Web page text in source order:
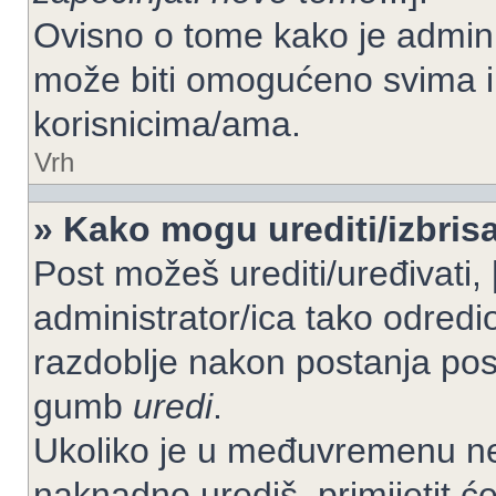
Ovisno o tome kako je
može biti omogućeno svima
korisnicima/ama.
Vrh
» Kako mogu urediti/
Post možeš urediti/
administrator/ica tako
razdoblje nakon postanja
gumb uredi.
Ukoliko je u međuvremenu